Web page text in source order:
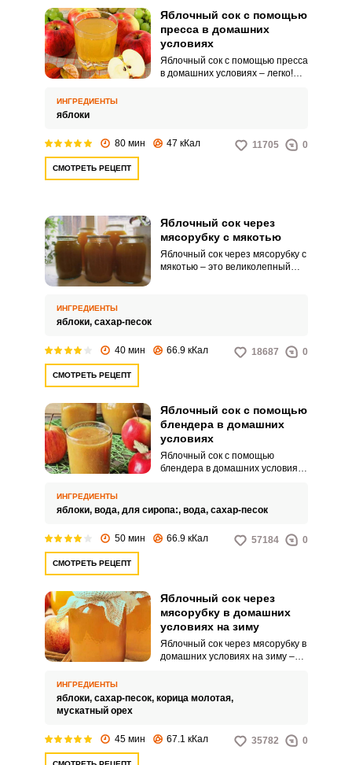
Яблочный сок с помощью
пресса в домашних
условиях
Яблочный сок с помощью пресса
в домашних условиях – легко!
бочонок, сверху оборудованный
домкратом или винтом.
ИНГРЕДИЕНТЫ
яблоки
80 мин 47 кКал 11705 0
СМОТРЕТЬ РЕЦЕПТ
Яблочный сок через
мясорубку с мякотью
Яблочный сок через мясорубку с
мякотью – это великолепный
обойтись и без нее.
ИНГРЕДИЕНТЫ
яблоки, сахар-песок
40 мин 66.9 кКал 18687 0
СМОТРЕТЬ РЕЦЕПТ
Яблочный сок с помощью
блендера в домашних
условиях
Яблочный сок с помощью
блендера в домашних условиях
количество мякоти. В начале
яблоки и пюрируем их, затем
готовим сироп, после чего
ИНГРЕДИЕНТЫ
яблоки, вода, для сиропа:, вода, сахар-песок
50 мин 66.9 кКал 57184 0
СМОТРЕТЬ РЕЦЕПТ
Яблочный сок через
мясорубку в домашних
условиях на зиму
Яблочный сок через мясорубку в
домашних условиях на зиму –
вкусные яблоки, небольшое
Для измельчения яблок мы
будем использовать обычную
ИНГРЕДИЕНТЫ
яблоки, сахар-песок, корица молотая,
мускатный орех
45 мин 67.1 кКал 35782 0